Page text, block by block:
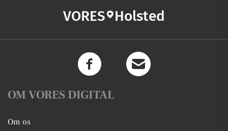
VORES Holsted
OM VORES DIGITAL
Om os